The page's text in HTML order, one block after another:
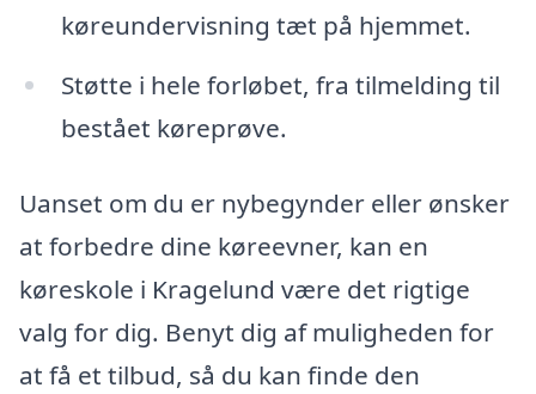
køreundervisning tæt på hjemmet.
Støtte i hele forløbet, fra tilmelding til
bestået køreprøve.
Uanset om du er nybegynder eller ønsker
at forbedre dine køreevner, kan en
køreskole i Kragelund være det rigtige
valg for dig. Benyt dig af muligheden for
at få et tilbud, så du kan finde den